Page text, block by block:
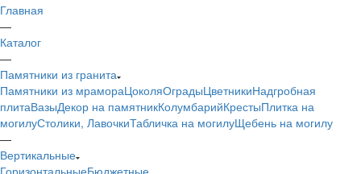
Главная
—
Каталог
—
Памятники из гранита
Памятники из мрамораЦоколяОградыЦветникиНадгробная
плитаВазыДекор на памятникКолумбарийКрестыПлитка на
могилуСтолики, ЛавочкиТабличка на могилуЩебень на могилу
—
Вертикальные
ГоризонтальныеБюджетные